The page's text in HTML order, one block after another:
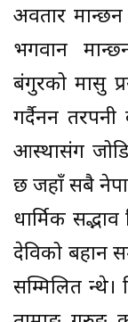
अवतार मान्छन
भगवान
बंगुरको मासु
गर्दैनन
आस्थासंग
छ जहाँ सबै
धार्मिक
देविको बहान
सम्मिलित